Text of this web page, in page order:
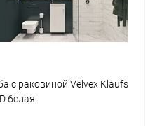
В избранное Под заказ
с раковиной Velvex Klaufs
белая